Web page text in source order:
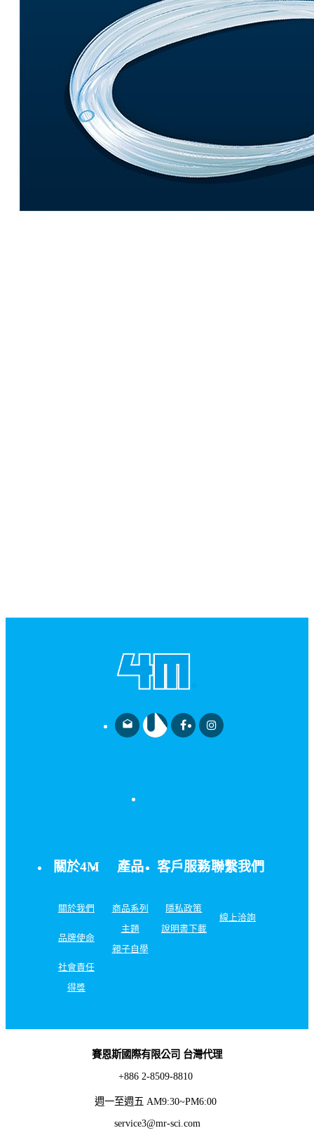
drafts
關於4M
關於我們
品牌使命
社會責任
得獎
產品
商品系列
主題
親子自學
客戶服務
隱私政策
說明書下載
聯繫我們
線上洽詢
賽恩斯國際有限公司 台灣代理
+886 2-8509-8810
週一至週五 AM9:30~PM6:00
service3@mr-sci.com